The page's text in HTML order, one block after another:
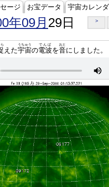
ージ お宝データ 宇宙カレン
年09月 29日 >
ら
えた宇宙
うちゅう
の電波
でんぱ
を音
おと
にしました。